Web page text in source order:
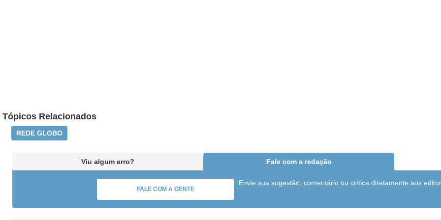
Tópicos Relacionados
REDE GLOBO
Viu algum erro? Fale com a redação
FALE COM A GENTE
Envie sua sugestão, comentário ou crítica diretamente aos